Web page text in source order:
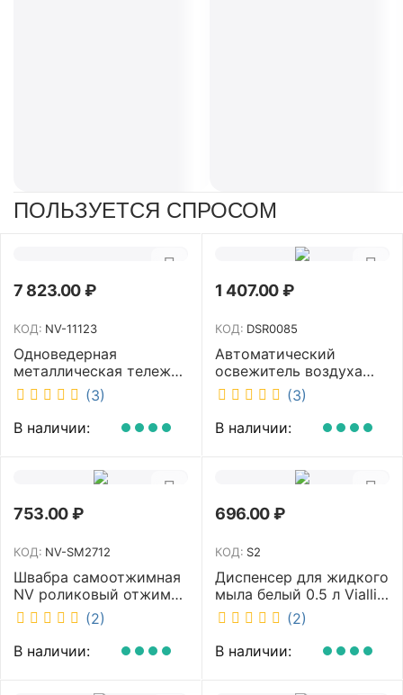
ПОЛЬЗУЕТСЯ СПРОСОМ
7 823.00₽
КОД: NV-11123
Одноведерная
металлическая тележка
с отжимом и корзинкой
под химию NV 23 л NV-
11123
(3)
В наличии:
1 407.00₽
КОД: DSR0085
Автоматический
освежитель воздуха
DISCOVER белый
DSR0085
(3)
В наличии:
753.00₽
КОД: NV-SM2712
Швабра самоотжимная
NV роликовый отжим
насадка PVA 27 см
телескопическая
рукоятка 70-125 см NV-
SM2712
(2)
В наличии:
696.00₽
КОД: S2
Диспенсер для жидкого
мыла белый 0.5 л Vialli
S2
(2)
В наличии: